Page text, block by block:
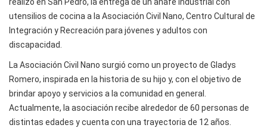
utensilios de cocina a la Asociación Civil Nano, Centro Cultural de
Integración y Recreación para jóvenes y adultos con
discapacidad.
La Asociación Civil Nano surgió como un proyecto de Gladys
Romero, inspirada en la historia de su hijo y, con el objetivo de
brindar apoyo y servicios a la comunidad en general.
Actualmente, la asociación recibe alrededor de 60 personas de
distintas edades y cuenta con una trayectoria de 12 años.